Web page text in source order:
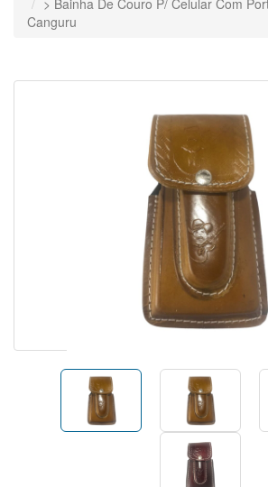
> Bainha De Couro P/ Celular Com
Canguru